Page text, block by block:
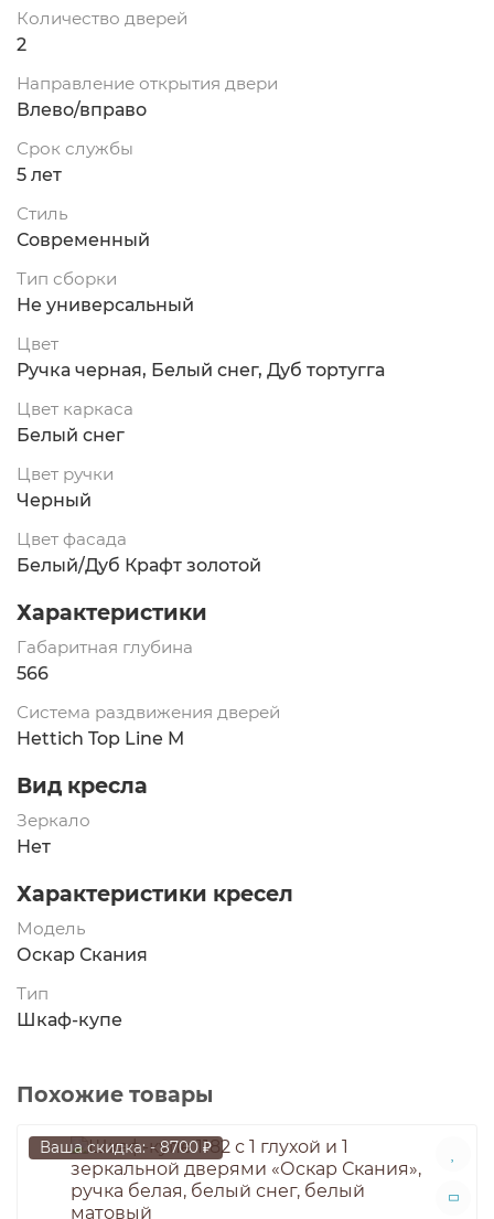
Количество дверей
2
Направление открытия двери
Влево/вправо
Срок службы
5 лет
Стиль
Современный
Тип сборки
Не универсальный
Цвет
Ручка черная, Белый снег, Дуб тортугга
Цвет каркаса
Белый снег
Цвет ручки
Черный
Цвет фасада
Белый/Дуб Крафт золотой
Характеристики
Габаритная глубина
566
Система раздвижения дверей
Hettich Top Line M
Вид кресла
Зеркало
Нет
Характеристики кресел
Модель
Оскар Скания
Тип
Шкаф-купе
Похожие товары
Ваша скидка: - 8700 ₽